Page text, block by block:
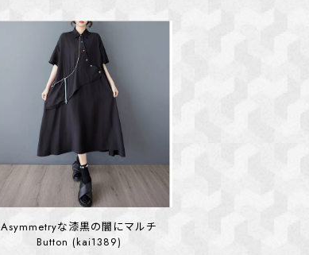
Asymmetryな漆黒の闇にマルチ
Button (kai1389)